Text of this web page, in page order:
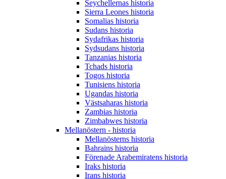
Seychellernas historia
Sierra Leones historia
Somalias historia
Sudans historia
Sydafrikas historia
Sydsudans historia
Tanzanias historia
Tchads historia
Togos historia
Tunisiens historia
Ugandas historia
Västsaharas historia
Zambias historia
Zimbabwes historia
Mellanöstern - historia
Mellanösterns historia
Bahrains historia
Förenade Arabemiratens historia
Iraks historia
Irans historia